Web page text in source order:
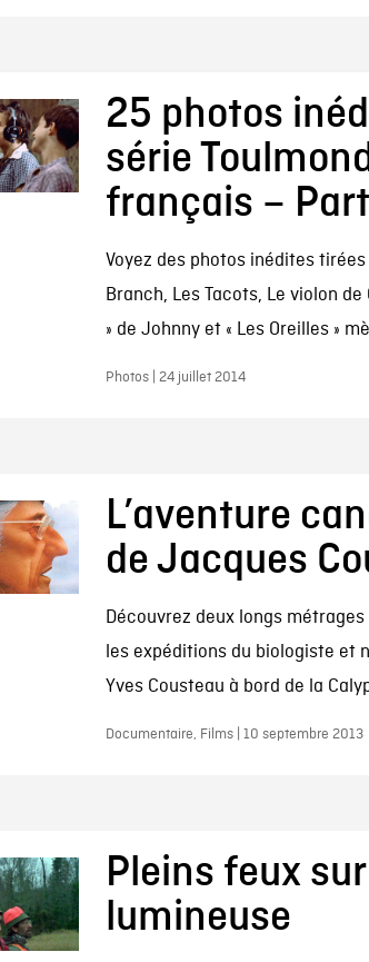
25 photos
série
français –
Voyez des photos inédites
Branch, Les Tacots, Le violon
» de Johnny et « Les Oreilles »
Photos | 24 juillet 2014
L’aventure
de Jacques
Découvrez deux longs
les expéditions du biologiste et
Yves Cousteau à bord de la
Documentaire, Films | 10 septembre 2013
Pleins feux
lumineuse